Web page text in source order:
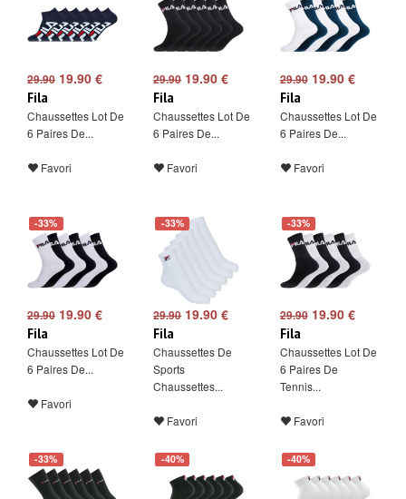
29.90 19.90 €
Fila
Chaussettes Lot De
6 Paires De...
Favori
29.9019.90 €
Fila
Chaussettes Lot De
6 Paires De...
Favori
29.9019.90 €
Fila
Chaussettes Lot De
6 Paires De...
Favori
-33%
29.90 19.90 €
Fila
Chaussettes Lot De
6 Paires De...
Favori
-33%
29.9019.90 €
Fila
Chaussettes De
Sports
Chaussettes...
Favori
-33%
29.9019.90 €
Fila
Chaussettes Lot De
6 Paires De
Tennis...
Favori
-33% -40% -40%